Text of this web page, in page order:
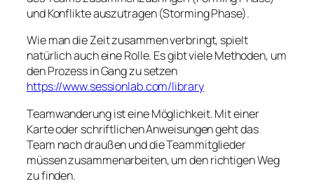
und Konflikte auszutragen (Storming Phase).
Wie man die Zeit zusammen verbringt, spielt
natürlich auch eine Rolle. Es gibt viele Methoden, um
den Prozess in Gang zu setzen
https://www.sessionlab.com/library
Teamwanderung ist eine Möglichkeit. Mit einer
Karte oder schriftlichen Anweisungen geht das
Team nach draußen und die Teammitglieder
müssen zusammenarbeiten, um den richtigen Weg
zu finden.